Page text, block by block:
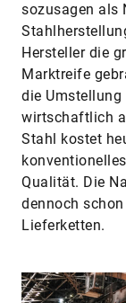
sozusagen als
Hersteller die
Markt­reife
die Umstellung
wirtschaftlich
Stahl kostet
Qualität. Die
dennoch
Lieferketten.